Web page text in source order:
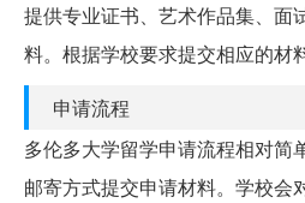
提供专业证书、艺术作品集、面
料。根据学校要求提交相应的材
申请流程
多伦多大学留学申请流程相对简
邮寄方式提交申请材料。学校会